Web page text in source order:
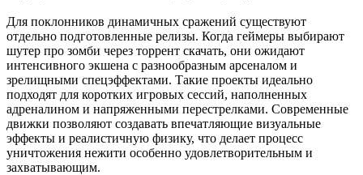
Для поклонников динамичных сражений существуют
отдельно подготовленные релизы. Когда геймеры выбирают
шутер про зомби через торрент скачать, они ожидают
интенсивного экшена с разнообразным арсеналом и
зрелищными спецэффектами. Такие проекты идеально
подходят для коротких игровых сессий, наполненных
адреналином и напряженными перестрелками. Современные
движки позволяют создавать впечатляющие визуальные
эффекты и реалистичную физику, что делает процесс
уничтожения нежити особенно удовлетворительным и
захватывающим.